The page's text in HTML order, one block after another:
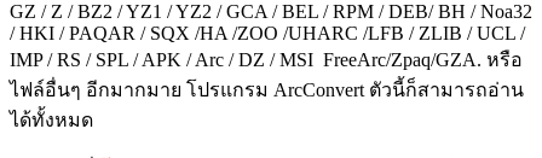
GZ / Z / BZ2 / YZ1 / YZ2 / GCA / BEL / RPM / DEB/ BH / Noa32
/ HKI / PAQAR / SQX /HA /ZOO /UHARC /LFB / ZLIB / UCL /
IMP / RS / SPL / APK / Arc / DZ / MSI FreeArc/Zpaq/GZA. หรือ
ไฟล์อื่นๆ อีกมากมาย โปรแกรม ArcConvert ตัวนี้ก็สามารถอ่าน
ได้ทั้งหมด